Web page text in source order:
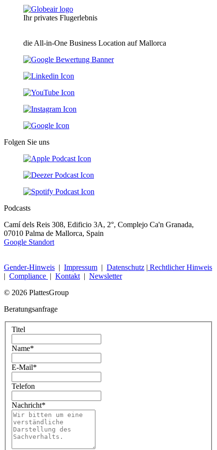
Ihr privates Flugerlebnis
die All-in-One Business Location auf Mallorca
Folgen Sie uns
Podcasts
Camí dels Reis 308, Edificio 3A, 2°, Complejo Ca'n Granada,
07010 Palma de Mallorca, Spain
Google Standort
Gender-Hinweis | Impressum | Datenschutz | Rechtlicher Hinweis
| Compliance | Kontakt | Newsletter
© 2026 PlattesGroup
Beratungsanfrage
Titel
Name*
E-Mail*
Telefon
Nachricht*